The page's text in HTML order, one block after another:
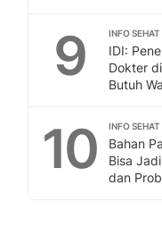
9 INFO SEHAT
IDI:
Dokter
Butuh
10 INFO SEHAT
Bahan
Bisa
dan